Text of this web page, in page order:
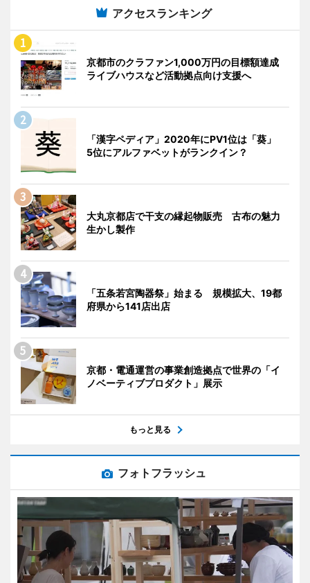
アクセスランキング
京都市のクラファン1,000万円の目標額達成
ライブハウスなど活動拠点向け支援へ
「漢字ペディア」2020年にPV1位は「葵」
5位にアルファベットがランクイン？
大丸京都店で干支の縁起物販売 古布の魅力
生かし製作
「五条若宮陶器祭」始まる 規模拡大、19都
府県から141店出店
京都・電通運営の事業創造拠点で世界の「イ
ノベーティブプロダクト」展示
もっと見る
フォトフラッシュ